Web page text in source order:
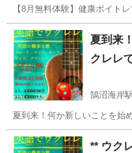
【8月無料体験】健康ボイト
神奈川 川崎市 ボー
夏到来
クレレ
楽譜が
イティ
を学び
鵠沼海岸駅
夏到来！何か新しいことを始
神奈川 藤沢市 鵠沼
** ウク